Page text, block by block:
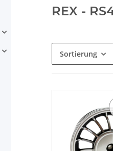
REX -
Sortierung